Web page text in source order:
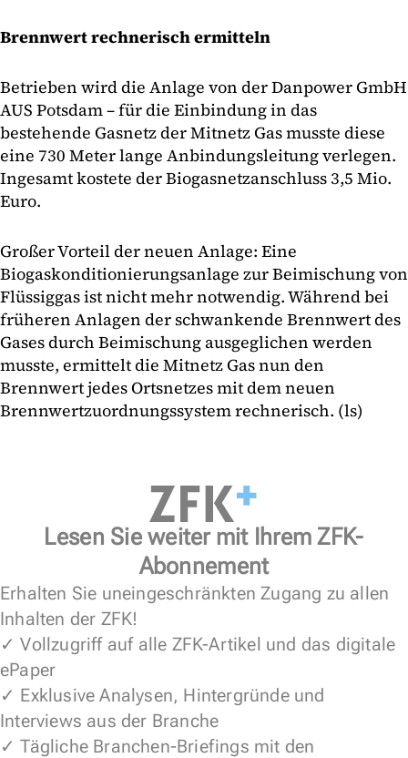
Brennwert rechnerisch ermitteln
Betrieben wird die Anlage von der Danpower GmbH
AUS Potsdam – für die Einbindung in das
bestehende Gasnetz der Mitnetz Gas musste diese
eine 730 Meter lange Anbindungsleitung verlegen.
Ingesamt kostete der Biogasnetzanschluss 3,5 Mio.
Euro.
Großer Vorteil der neuen Anlage: Eine
Biogaskonditionierungsanlage zur Beimischung von
Flüssiggas ist nicht mehr notwendig. Während bei
früheren Anlagen der schwankende Brennwert des
Gases durch Beimischung ausgeglichen werden
musste, ermittelt die Mitnetz Gas nun den
Brennwert jedes Ortsnetzes mit dem neuen
Brennwertzuordnungssystem rechnerisch. (ls)
Lesen Sie weiter mit Ihrem ZFK-
Abonnement
Erhalten Sie uneingeschränkten Zugang zu allen
Inhalten der ZFK!
✓ Vollzugriff auf alle ZFK-Artikel und das digitale
ePaper
✓ Exklusive Analysen, Hintergründe und
Interviews aus der Branche
✓ Tägliche Branchen-Briefings mit den